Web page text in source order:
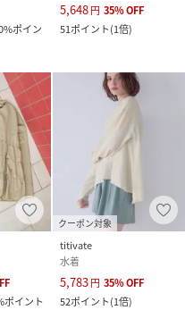
ポイン
5,648円 35%OFF
51ポイント(1倍)
ポイント
クーポン対象
titivate
水着
5,783円 35%OFF
52ポイント(1倍)